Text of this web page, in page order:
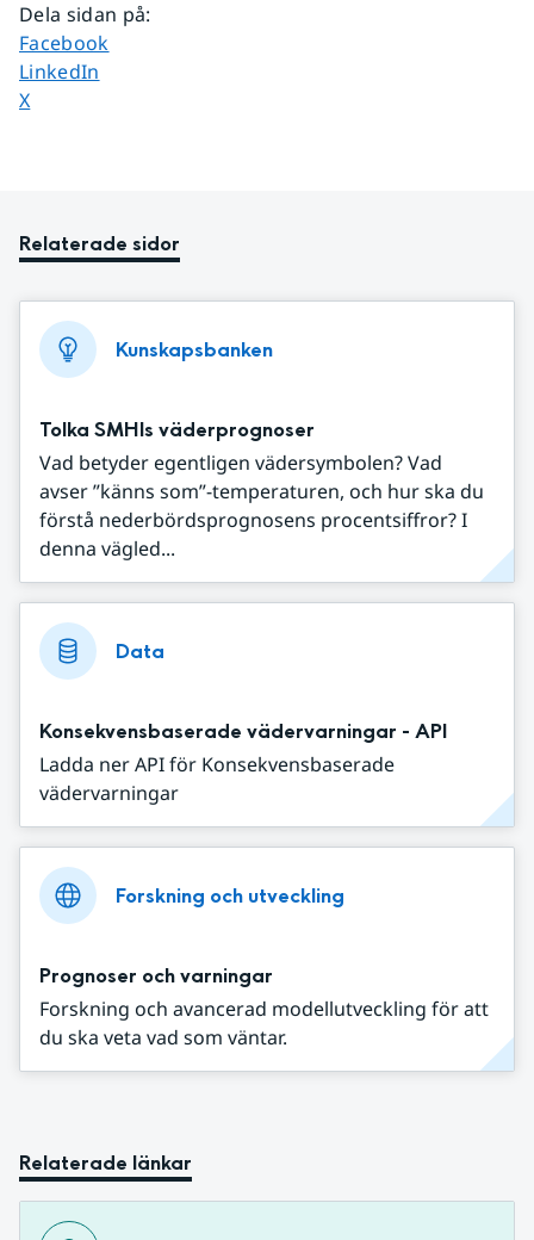
Dela sidan på:
Dela sidan på
Facebook
Dela sidan på
LinkedIn
Dela sidan på
X
Relaterade sidor
Kunskapsbanken
Tolka SMHIs väderprognoser
Vad betyder egentligen vädersymbolen? Vad
avser ”känns som”-temperaturen, och hur ska du
förstå nederbördsprognosens procentsiffror? I
denna vägled...
Data
Konsekvensbaserade vädervarningar - API
Ladda ner API för Konsekvensbaserade
vädervarningar
Forskning och utveckling
Prognoser och varningar
Forskning och avancerad modellutveckling för att
du ska veta vad som väntar.
Relaterade länkar